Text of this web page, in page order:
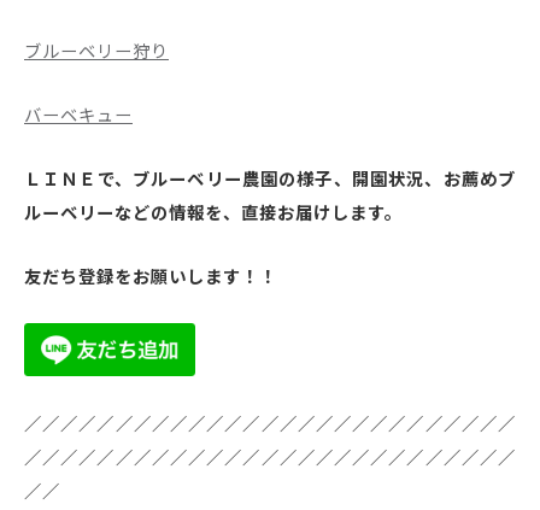
ブルーベリー狩り
バーベキュー
ＬＩＮＥで、ブルーベリー農園の様子、開園状況、お薦めブ
ルーベリーなどの情報を、直接お届けします。
友だち登録をお願いします！！
／／／／／／／／／／／／／／／／／／／／／／／／／／／
／／／／／／／／／／／／／／／／／／／／／／／／／／／
／／